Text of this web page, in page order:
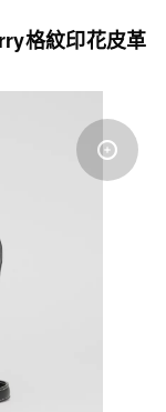
格紋印花皮革